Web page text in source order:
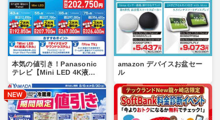
本気の値引き！Panasonic
テレビ【Mini LED 4K液
amazon デバイスお盆セー
ル